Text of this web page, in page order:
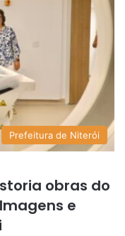
Prefeitura de Niterói
obras do
e